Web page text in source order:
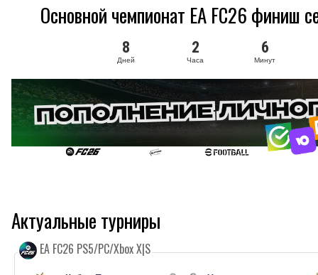
Основной чемпионат EA FC26 финиш
8
Дней
2
Часа
6
Минут
Актуальные турниры
EA FC26 PS5/PC/Xbox X|S